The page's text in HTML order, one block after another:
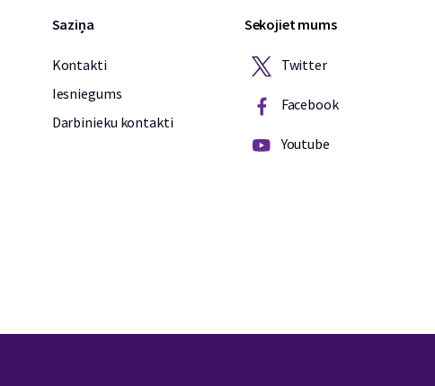
Saziņa
Kontakti
Iesniegums
Darbinieku kontakti
Sekojiet mums
Twitter
Facebook
Youtube